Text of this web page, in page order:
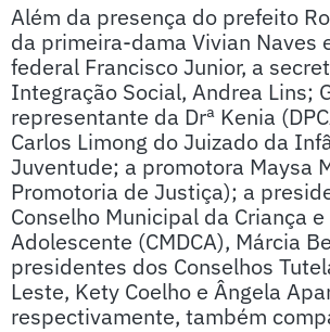
Além da presença do prefeito
da primeira-dama Vivian Naves
federal Francisco Junior, a
Integração Social, Andrea Lins;
representante da Drª Kenia
Carlos Limong do Juizado da
Juventude; a promotora Maysa
Promotoria de Justiça); a
Conselho Municipal da Criança
Adolescente (CMDCA), Márcia
presidentes dos Conselhos
Leste, Kety Coelho e Ângela
respectivamente, também